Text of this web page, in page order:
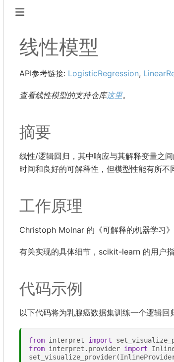
线性模型
API参考链接: LogisticRegression,
查看线性模型的支持仓库这里。
摘要
线性/逻辑回归，其中响应与其解释变量之
时间和良好的可解释性，但模型性能有所不
工作原理
Christoph Molnar 的《可解释的机器学习
有关实现的具体细节，scikit-learn 的用户
代码示例
以下代码将为乳腺癌数据集训练一个逻辑回
from interpret import
from interpret.provider import
set_visualize_provider(